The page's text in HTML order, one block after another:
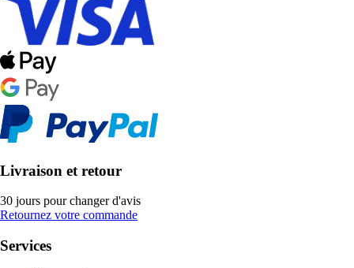
Livraison et retour
30 jours pour changer d'avis
Retournez votre commande
Services